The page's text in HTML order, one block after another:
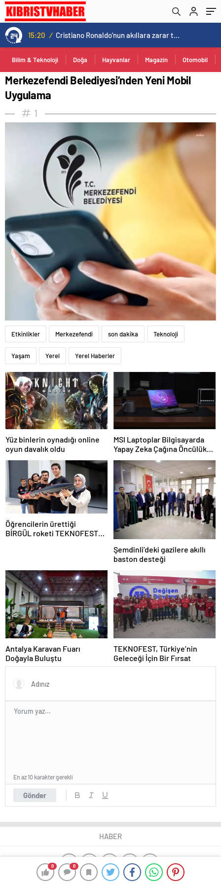
15:20 / Cristiano Ronaldo’nun akıllara zarar tüm kariyerinin istatistiğini çıkardık !
Bilim & Teknoloji Doğa Hayvanlar Magazin Otomobil
Merkezefendi Belediyesi’nden Yeni Mobil
Uygulama
1
0 0
Etkinlikler Merkezefendi son dakika Teknoloji
Yaşam Yerel Yerel Haberler
Yüz binlerin oynadığı online
oyun davalık oldu
MSI Laptoplar Bilgisayarda
Yapay Zeka Çağına Öncülük
Ediyor
Öğrencilerin ürettiği
BİRGÜL roketi TEKNOFEST
Şemdinli’deki gazilere akıllı
baston desteği
Antalya Karavan Fuarı
Doğayla Buluştu
TEKNOFEST, Türkiye’nin
Geleceği İçin Bir Fırsat
Gönder
En az 10 karakter gerekli
HABER